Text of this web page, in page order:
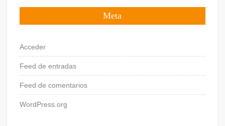
Meta
Acceder
Feed de entradas
Feed de comentarios
WordPress.org